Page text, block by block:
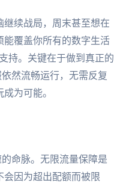
续战局，周末甚至想在
覆盖你所有的数字生活
持。关键在于做到真正的
然流畅运行，无需反复
为可能。
命脉。无限流量保障是
因为超出配额而被限